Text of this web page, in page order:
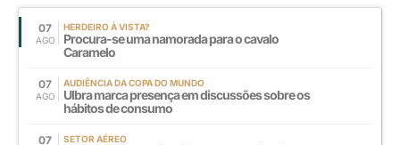
07
AGO
HERDEIRO À VISTA?
Procura-se uma namorada para o cavalo
Caramelo
07
AGO
AUDIÊNCIA DA COPA DO MUNDO
Ulbra marca presença em discussões sobre os
hábitos de consumo
07 SETOR AÉREO